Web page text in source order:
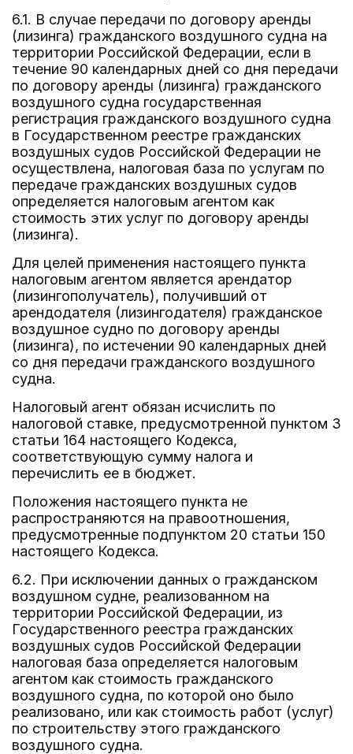
6.1. В случае передачи по договору аренды
(лизинга) гражданского воздушного судна на
территории Российской Федерации, если в
течение 90 календарных дней со дня передачи
по договору аренды (лизинга) гражданского
воздушного судна государственная
регистрация гражданского воздушного судна
в Государственном реестре гражданских
воздушных судов Российской Федерации не
осуществлена, налоговая база по услугам по
передаче гражданских воздушных судов
определяется налоговым агентом как
стоимость этих услуг по договору аренды
(лизинга).
Для целей применения настоящего пункта
налоговым агентом является арендатор
(лизингополучатель), получивший от
арендодателя (лизингодателя) гражданское
воздушное судно по договору аренды
(лизинга), по истечении 90 календарных дней
со дня передачи гражданского воздушного
судна.
Налоговый агент обязан исчислить по
налоговой ставке, предусмотренной пунктом 3
статьи 164 настоящего Кодекса,
соответствующую сумму налога и
перечислить ее в бюджет.
Положения настоящего пункта не
распространяются на правоотношения,
предусмотренные подпунктом 20 статьи 150
настоящего Кодекса.
6.2. При исключении данных о гражданском
воздушном судне, реализованном на
территории Российской Федерации, из
Государственного реестра гражданских
воздушных судов Российской Федерации
налоговая база определяется налоговым
агентом как стоимость гражданского
воздушного судна, по которой оно было
реализовано, или как стоимость работ (услуг)
по строительству этого гражданского
воздушного судна.